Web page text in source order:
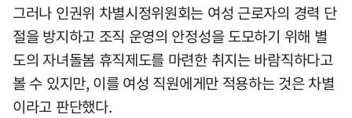
그러나 인권위 차별시정위원회는 여성 근로자의 경력 단
절을 방지하고 조직 운영의 안정성을 도모하기 위해 별
도의 자녀돌봄 휴직제도를 마련한 취지는 바람직하다고
볼 수 있지만, 이를 여성 직원에게만 적용하는 것은 차별
이라고 판단했다.